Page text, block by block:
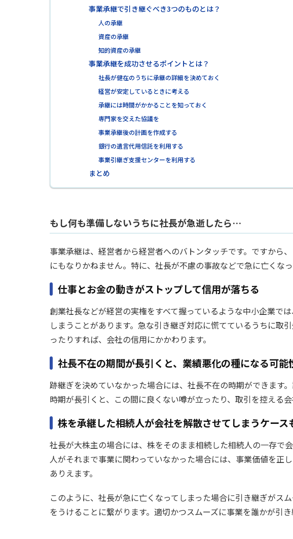
事業承継で引き継ぐべき3つのものとは？
人の承継
資産の承継
知的資産の承継
事業承継を成功させるポイントとは？
社長が健在のうちに承継の詳細を決めておく
経営が安定しているときに考える
承継には時間がかかることを知っておく
専門家を交えた協議を
事業承継後の計画を作成する
銀行の遺言代用信託を利用する
事業引継ぎ支援センターを利用する
まとめ
もし何も準備しないうちに社長が急逝したら…
事業承継は、経営者から経営者へのバトンタッチです。ですから
にもなりかねません。特に、社長が不慮の事故などで急に亡くな
仕事とお金の動きがストップして信用が落ちる
創業社長などが経営の実権をすべて握っているような中小企業で
しまうことがあります。急な引き継ぎ対応に慌てているうちに取
ったりすれば、会社の信用にかかわります。
社長不在の期間が長引くと、業績悪化の種になる可能
跡継ぎを決めていなかった場合には、社長不在の時期ができます
時期が長引くと、この間に良くない噂が立ったり、取引を控える
株を承継した相続人が会社を解散させてしまうケース
社長が大株主の場合には、株をそのまま相続した相続人の一存で
人がそれまで事業に関わっていなかった場合には、事業価値を正
ありえます。
このように、社長が急に亡くなってしまった場合に引き継ぎがス
をうけることに繋がります。適切かつスムーズに事業を誰かが引き